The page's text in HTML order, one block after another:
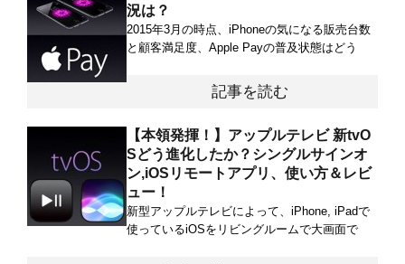
況は？
2015年3月の時点、iPhoneの気になる販売台数
と顧客満足度、Apple Payの普及状態はどう
記事を読む
【本領発揮！】アップルテレビ 新tvO
Sどう進化したか？シングルサインオ
ン,iOSリモートアプリ、使い方＆レビ
ュー！
新型アップルテレビによって、iPhone, iPadで
使っているiOSをリビングルームで大画面で